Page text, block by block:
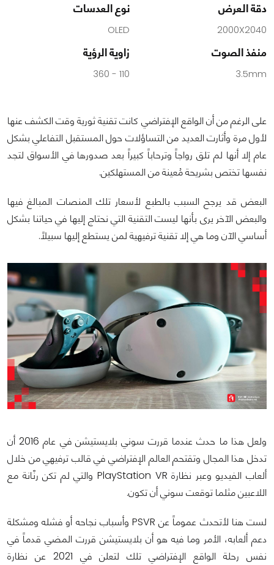
دقة العرض
2000X2040
نوع العدسات
OLED
منفذ الصوت
3.5mm
زاوية الرؤية
110 - 360
على الرغم من أن الواقع الإفتراضي كانت تقنية ثورية وقت الكشف عنها
لأول مرة وأثارت العديد من التساؤلات حول المستقبل التفاعلي بشكل
عام إلا أنها لم تلق رواجاً وترحاباً كبيراً بعد صدورها في الأسواق لتجد
نفسها تختص بشريحة مُعينة من المستهلكين.
البعض قد يرجح السبب بالطبع لأسعار تلك المنصات المبالغ فيها
والبعض الآخر يرى بأنها ليست التقنية التي نحتاج إليها في حياتنا بشكل
أساسي الآن وما هي إلا تقنية ترفيهية لمن يستطع إليها سبيلاً.
ولعل هذا ما حدث عندما قررت سوني بلايستيشن في عام 2016 أن
تدخل هذا المجال وتقتحم العالم الإفتراضي في قالب ترفيهي من خلال
ألعاب الفيديو وعبر نظارة PlayStation VR والتي لم تكن رنّانة مع
اللاعبين مثلما توقعت سوني أن تكون.
لست هنا لأتحدث عموماً عن PSVR وأسباب نجاحه أو فشله ومشكلة
دعم ألعابه، الأمر وما فيه هو أن بلايستيشن قررت المضي قدماً في
نفس رحلة الواقع الإفتراضي تلك لتعلن في 2021 عن نظارة